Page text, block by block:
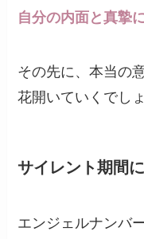
自分の内面と真摯
その先に、本当の
花開いていくでしょ
サイレント期間
エンジェルナンバ